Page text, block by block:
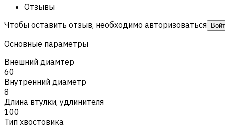
Отзывы
Чтобы оставить отзыв, необходимо авторизоваться
Основные параметры
Внешний диамтер
60
Внутренний диаметр
8
Длина втулки, удлинителя
100
Тип хвостовика